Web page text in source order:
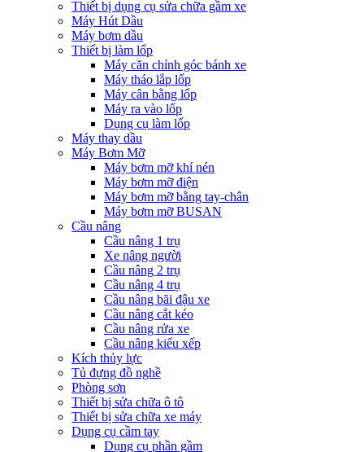
Thiết bị dụng cụ sửa chữa gầm xe
Máy Hút Dầu
Máy bơm dầu
Thiết bị làm lốp
Máy căn chỉnh góc bánh xe
Máy tháo lắp lốp
Máy cân bằng lốp
Máy ra vào lốp
Dụng cụ làm lốp
Máy thay dầu
Máy Bơm Mỡ
Máy bơm mỡ khí nén
Máy bơm mỡ điện
Máy bơm mỡ bằng tay-chân
Máy bơm mỡ BUSAN
Cầu nâng
Cầu nâng 1 trụ
Xe nâng người
Cầu nâng 2 trụ
Cầu nâng 4 trụ
Cầu nâng bãi đậu xe
Cầu nâng cắt kéo
Cầu nâng rửa xe
Cầu nâng kiểu xếp
Kích thủy lực
Tủ đựng đồ nghề
Phòng sơn
Thiết bị sửa chữa ô tô
Thiết bị sửa chữa xe máy
Dụng cụ cầm tay
Dụng cụ phần gầm